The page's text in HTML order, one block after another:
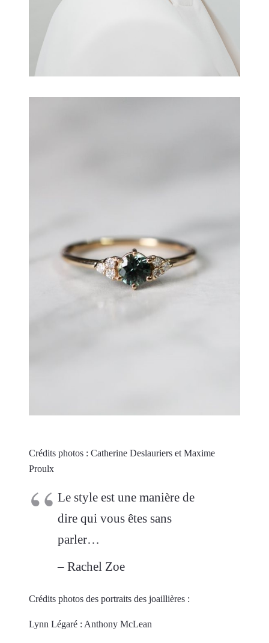
Crédits photos : Catherine Deslauriers et Maxime
Proulx
Le style est une manière de
dire qui vous êtes sans
parler…
– Rachel Zoe
Crédits photos des portraits des joaillières :
Lynn Légaré : Anthony McLean